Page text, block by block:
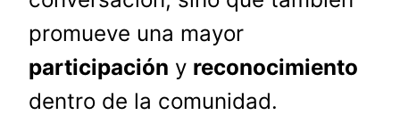
promueve una mayor
participación y reconocimiento
dentro de la comunidad.